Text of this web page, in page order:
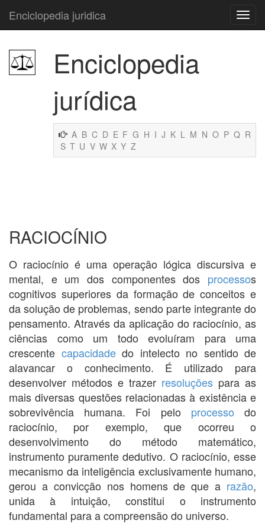
Enciclopedia juridica
Enciclopedia
jurídica
A B C D E F G H I J K L M N O P Q R
S T U V W X Y Z
RACIOCÍNIO
O raciocínio é uma operação lógica discursiva e
mental, e um dos componentes dos processos
cognitivos superiores da formação de conceitos e
da solução de problemas, sendo parte integrante do
pensamento. Através da aplicação do raciocínio, as
ciências como um todo evoluíram para uma
crescente capacidadedo intelecto no sentido de
alavancar o conhecimento. É utilizado para
desenvolver métodos e trazer resoluções para as
mais diversas questões relacionadas à existência e
sobrevivência humana. Foi pelo processo do
raciocínio, por exemplo, que ocorreu o
desenvolvimento do método matemático,
instrumento puramente dedutivo. O raciocínio, esse
mecanismo da inteligência exclusivamente humano,
gerou a convicção nos homens de que a razão,
unida à intuição, constitui o instrumento
fundamental para a compreensão do universo.